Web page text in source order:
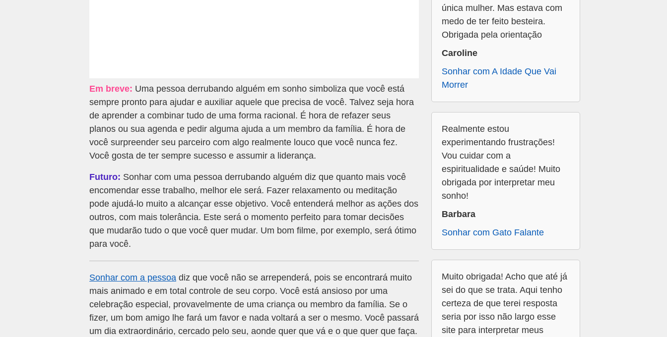
Em breve: Uma pessoa derrubando alguém em sonho simboliza que você está
sempre pronto para ajudar e auxiliar aquele que precisa de você. Talvez seja hora
de aprender a combinar tudo de uma forma racional. É hora de refazer seus
planos ou sua agenda e pedir alguma ajuda a um membro da família. É hora de
você surpreender seu parceiro com algo realmente louco que você nunca fez.
Você gosta de ter sempre sucesso e assumir a liderança.
Futuro: Sonhar com uma pessoa derrubando alguém diz que quanto mais você
encomendar esse trabalho, melhor ele será. Fazer relaxamento ou meditação
pode ajudá-lo muito a alcançar esse objetivo. Você entenderá melhor as ações dos
outros, com mais tolerância. Este será o momento perfeito para tomar decisões
que mudarão tudo o que você quer mudar. Um bom filme, por exemplo, será ótimo
para você.
Sonhar com a pessoa diz que você não se arrependerá, pois se encontrará muito
mais animado e em total controle de seu corpo. Você está ansioso por uma
celebração especial, provavelmente de uma criança ou membro da família. Se o
fizer, um bom amigo lhe fará um favor e nada voltará a ser o mesmo. Você passará
um dia extraordinário, cercado pelo seu, aonde quer que vá e o que quer que faça.
única mulher. Mas estava com
medo de ter feito besteira.
Obrigada pela orientação
Caroline
Sonhar com A Idade Que Vai
Morrer
Realmente estou
experimentando frustrações!
Vou cuidar com a
espiritualidade e saúde! Muito
obrigada por interpretar meu
sonho!
Barbara
Sonhar com Gato Falante
Muito obrigada! Acho que até já
sei do que se trata. Aqui tenho
certeza de que terei resposta
seria por isso não largo esse
site para interpretar meus